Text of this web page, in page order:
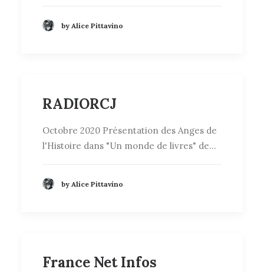
by Alice Pittavino
RADIORCJ
Octobre 2020 Présentation des Anges de
l'Histoire dans "Un monde de livres" de…
by Alice Pittavino
France Net Infos